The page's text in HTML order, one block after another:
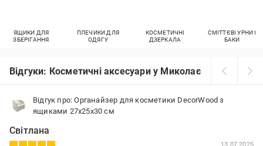
ЯЩИКИ ДЛЯ
ЗБЕРІГАННЯ
ПЛЕЧИКИ ДЛЯ
ОДЯГУ
КОСМЕТИЧНІ
ДЗЕРКАЛА
СМІТТЄВІ УРНИ І
БАКИ
Відгуки: Косметичні аксесуари у Миколаєві
Відгук про: Органайзер для косметики DecorWood з
ящиками 27х25х30 см
Світлана